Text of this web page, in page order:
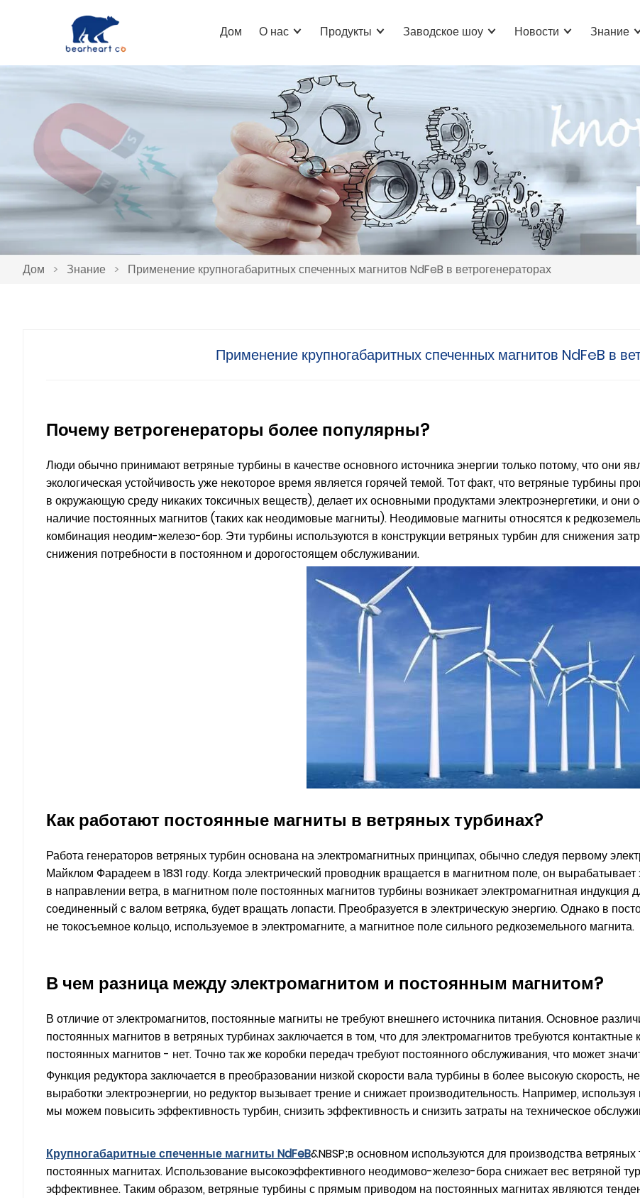
Дом О нас Продукты Заводское шоу Новости Знание
Дом > Знание > Применение крупногабаритных спеченных магнитов NdFeB в ветрогенераторах
Применение крупногабаритных спеченных магнитов NdFeB в
Почему ветрогенераторы более популярны?
Люди обычно принимают ветряные турбины в качестве основного источника энергии только потому, что они
экологическая устойчивость уже некоторое время является горячей темой. Тот факт, что ветряные турбины
в окружающую среду никаких токсичных веществ), делает их основными продуктами электроэнергетики, и они
наличие постоянных магнитов (таких как неодимовые магниты). Неодимовые магниты относятся к
комбинация неодим-железо-бор. Эти турбины используются в конструкции ветряных турбин для снижения
снижения потребности в постоянном и дорогостоящем обслуживании.
Как работают постоянные магниты в ветряных турбинах?
Работа генераторов ветряных турбин основана на электромагнитных принципах, обычно следуя первому
Майклом Фарадеем в 1831 году. Когда электрический проводник вращается в магнитном поле, он
в направлении ветра, в магнитном поле постоянных магнитов турбины возникает электромагнитная индукция
соединенный с валом ветряка, будет вращать лопасти. Преобразуется в электрическую энергию. Однако в
не токосъемное кольцо, используемое в электромагните, а магнитное поле сильного редкоземельного магнита.
В чем разница между электромагнитом и постоянным магнитом?
В отличие от электромагнитов, постоянные магниты не требуют внешнего источника питания. Основное
постоянных магнитов в ветряных турбинах заключается в том, что для электромагнитов требуются
постоянных магнитов - нет. Точно так же коробки передач требуют постоянного обслуживания, что может
Функция редуктора заключается в преобразовании низкой скорости вала турбины в более высокую скорость,
выработки электроэнергии, но редуктор вызывает трение и снижает производительность. Например,
мы можем повысить эффективность турбин, снизить эффективность и снизить затраты на техническое
Крупногабаритные спеченные магниты NdFeB&NBSP;в основном используются для производства
постоянных магнитах. Использование высокоэффективного неодимово-железо-бора снижает вес ветряной
эффективнее. Таким образом, ветряные турбины с прямым приводом на постоянных магнитах являются